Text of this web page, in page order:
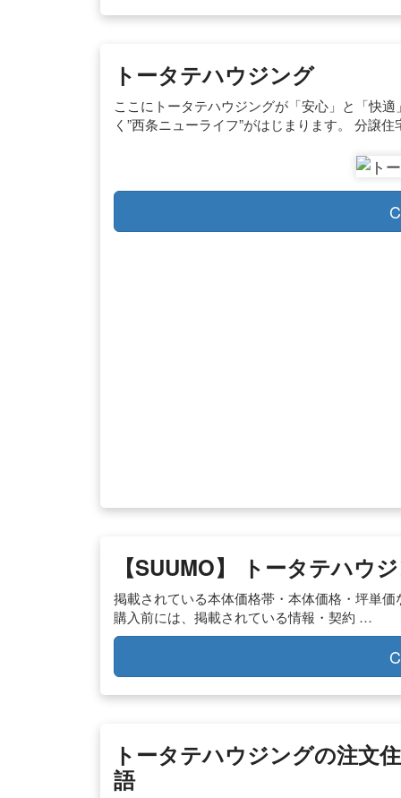
トータテハウジング
ここにトータテハウジングが「安心」と「快
く”西条ニューライフ”がはじまります。 分譲
【SUUMO】 トータテハウ
掲載されている本体価格帯・本体価格・坪単
購入前には、掲載されている情報・契約 …
トータテハウジングの注文
語